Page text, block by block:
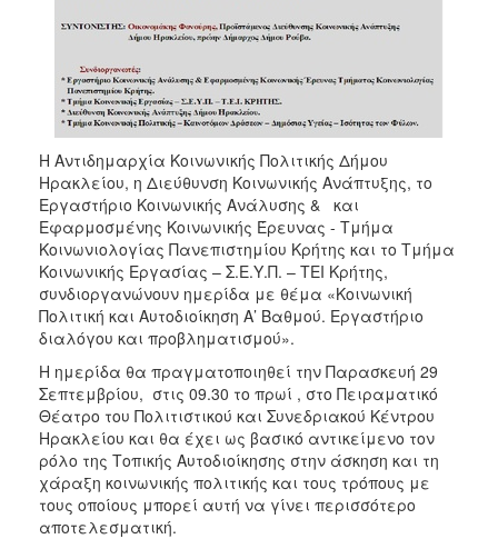
Η Αντιδημαρχία Κοινωνικής Πολιτικής Δήμου
Ηρακλείου, η Διεύθυνση Κοινωνικής Ανάπτυξης, το
Εργαστήριο Κοινωνικής Ανάλυσης & και
Εφαρμοσμένης Κοινωνικής Έρευνας - Τμήμα
Κοινωνιολογίας Πανεπιστημίου Κρήτης και το Τμήμα
Κοινωνικής Εργασίας – Σ.Ε.Υ.Π. – ΤΕΙ Κρήτης,
συνδιοργανώνουν ημερίδα με θέμα «Κοινωνική
Πολιτική και Αυτοδιοίκηση Α’ Βαθμού. Εργαστήριο
διαλόγου και προβληματισμού».
Η ημερίδα θα πραγματοποιηθεί την Παρασκευή 29
Σεπτεμβρίου, στις 09.30 το πρωί , στο Πειραματικό
Θέατρο του Πολιτιστικού και Συνεδριακού Κέντρου
Ηρακλείου και θα έχει ως βασικό αντικείμενο τον
ρόλο της Τοπικής Αυτοδιοίκησης στην άσκηση και τη
χάραξη κοινωνικής πολιτικής και τους τρόπους με
τους οποίους μπορεί αυτή να γίνει περισσότερο
αποτελεσματική.